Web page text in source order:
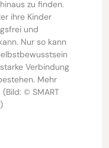
zu finden.
ihre Kinder
und
Nur so kann
Verbindung
Mehr
(Bild: © SMART